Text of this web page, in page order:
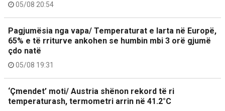
05/08 20:54
Pagjumësia nga vapa/ Temperaturat e larta në Europë,
65% e të rriturve ankohen se humbin mbi 3 orë gjumë
çdo natë
05/08 19:31
‘Çmendet’ moti/ Austria shënon rekord të ri
temperaturash, termometri arrin në 41.2°C